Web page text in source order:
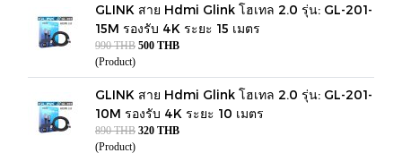
GLINK สาย Hdmi Glink โฮเทล 2.0 รุ่น: GL-201-
15M รองรับ 4K ระยะ 15 เมตร
990 THB 500 THB
(Product)
GLINK สาย Hdmi Glink โฮเทล 2.0 รุ่น: GL-201-
10M รองรับ 4K ระยะ 10 เมตร
890 THB 320 THB
(Product)